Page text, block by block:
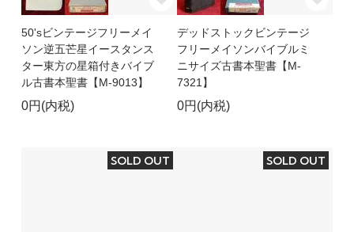
50'sビンテージフリーメイ
ソン逆五芒星イースタンス
ター東方の星箱付きバイブ
ル古書本聖書【M-9013】
0円(内税)
デッドストックビンテージ
フリーメイソンバイブルミ
ニサイズ古書本聖書【M-
7321】
0円(内税)
SOLD OUT SOLD OUT